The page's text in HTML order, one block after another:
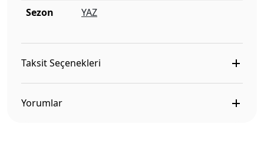
Sezon
YAZ
Taksit Seçenekleri
Yorumlar